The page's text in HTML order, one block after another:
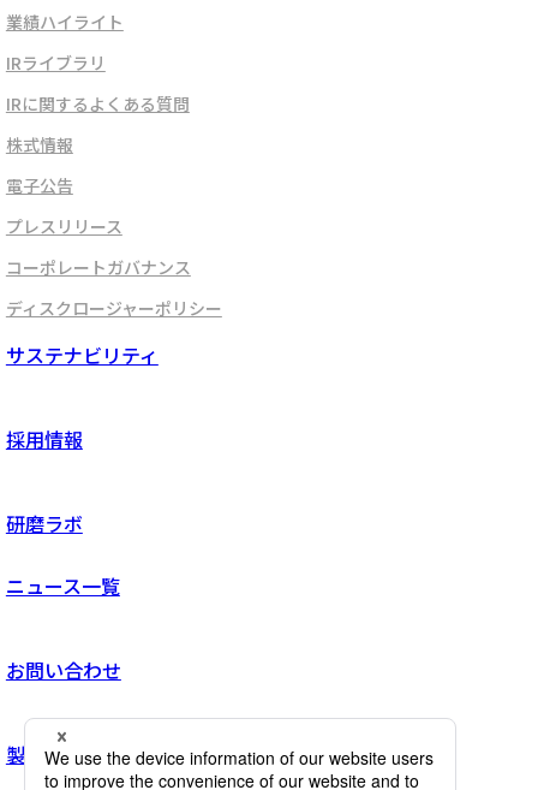
業績ハイライト
IRライブラリ
IRに関するよくある質問
株式情報
電子公告
プレスリリース
コーポレートガバナンス
ディスクロージャーポリシー
サステナビリティ
採用情報
研磨ラボ
ニュース一覧
お問い合わせ
製品サイトへ